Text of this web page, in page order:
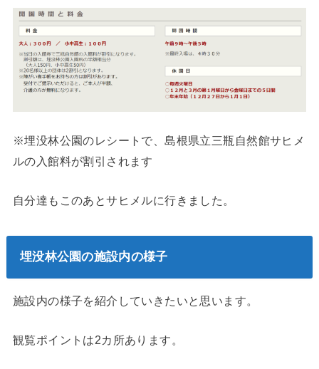
※埋没林公園のレシートで、島根県立三瓶自然館サヒメ
ルの入館料が割引されます
自分達もこのあとサヒメルに行きました。
埋没林公園の施設内の様子
施設内の様子を紹介していきたいと思います。
観覧ポイントは2カ所あります。